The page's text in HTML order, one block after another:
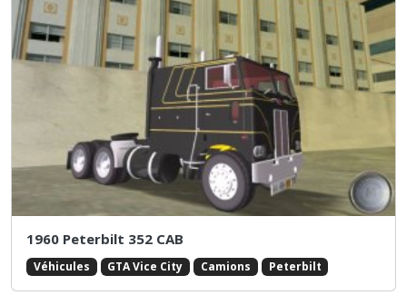
1960 Peterbilt 352 CAB
Véhicules GTA Vice City Camions Peterbilt